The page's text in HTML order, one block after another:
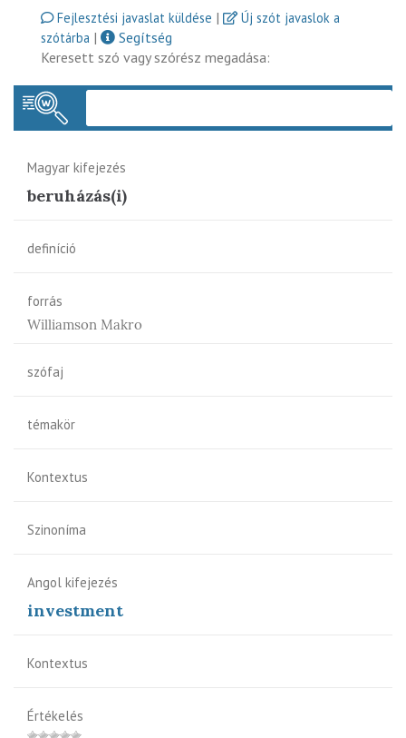
Fejlesztési javaslat küldése |
Új szót javaslok a
szótárba |
Segítség
Keresett szó vagy szórész megadása:
Magyar kifejezés
beruházás(i)
definíció
forrás
Williamson Makro
szófaj
témakör
Kontextus
Szinoníma
Angol kifejezés
investment
Kontextus
Értékelés